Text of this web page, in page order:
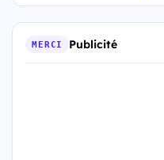
MERCI Publicité